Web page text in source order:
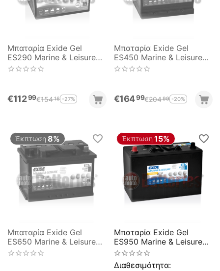
Μπαταρία Exide Gel
ES290 Marine & Leisure
Wh290 12V Capacity 20hr
€11299€15416 -27%
Μπαταρία Exide Gel
ES450 Marine & Leisure
Wh450 12V Capacity 20hr
€16499€20499 -20%
Έκπτωση 8%
Μπαταρία Exide Gel
ES650 Marine & Leisure
Wh650 12V Capacity 20hr
Έκπτωση 15%
Μπαταρία Exide Gel
ES950 Marine & Leisure
Wh950 12V Capacity 20hr
85(Ah):EN (Amps): 460
Διαθεσιμότητα: